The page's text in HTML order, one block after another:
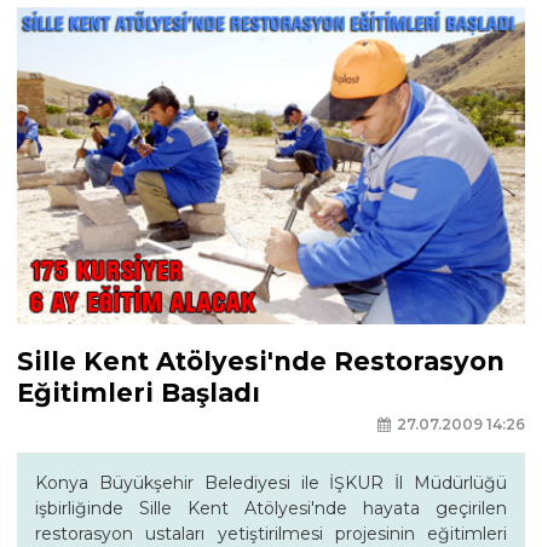
Sille Kent Atölyesi'nde Restorasyon
Eğitimleri Başladı
27.07.2009 14:26
Konya Büyükşehir Belediyesi ile İŞKUR İl Müdürlüğü
işbirliğinde Sille Kent Atölyesi'nde hayata geçirilen
restorasyon ustaları yetiştirilmesi projesinin eğitimleri